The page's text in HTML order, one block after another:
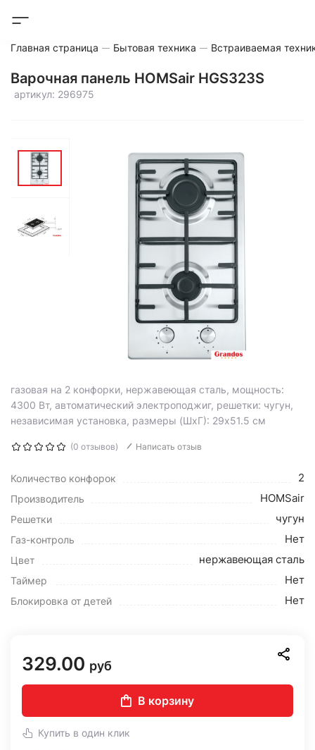
Главная страница Бытовая техника Встраиваемая
Варочная панель HOMSair HGS323S
артикул: 296975
газовая на 2 конфорки, нержавеющая сталь, мощность:
4300 Вт, автоматический электроподжиг, решетки: чугун,
независимая установка, размеры (ШхГ): 29x51.5 см
(0 отзывов) Написать отзыв
Количество конфорок 2
Производитель HOMSair
Решетки чугун
Газ-контроль Нет
Цвет нержавеющая сталь
Таймер Нет
Блокировка от детей Нет
329.00 руб
В корзину
Купить в один клик